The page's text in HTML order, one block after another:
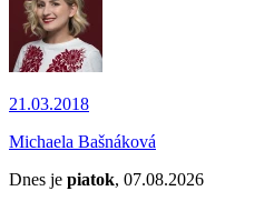
21.03.2018
Michaela Bašnáková
Dnes je piatok, 07.08.2026